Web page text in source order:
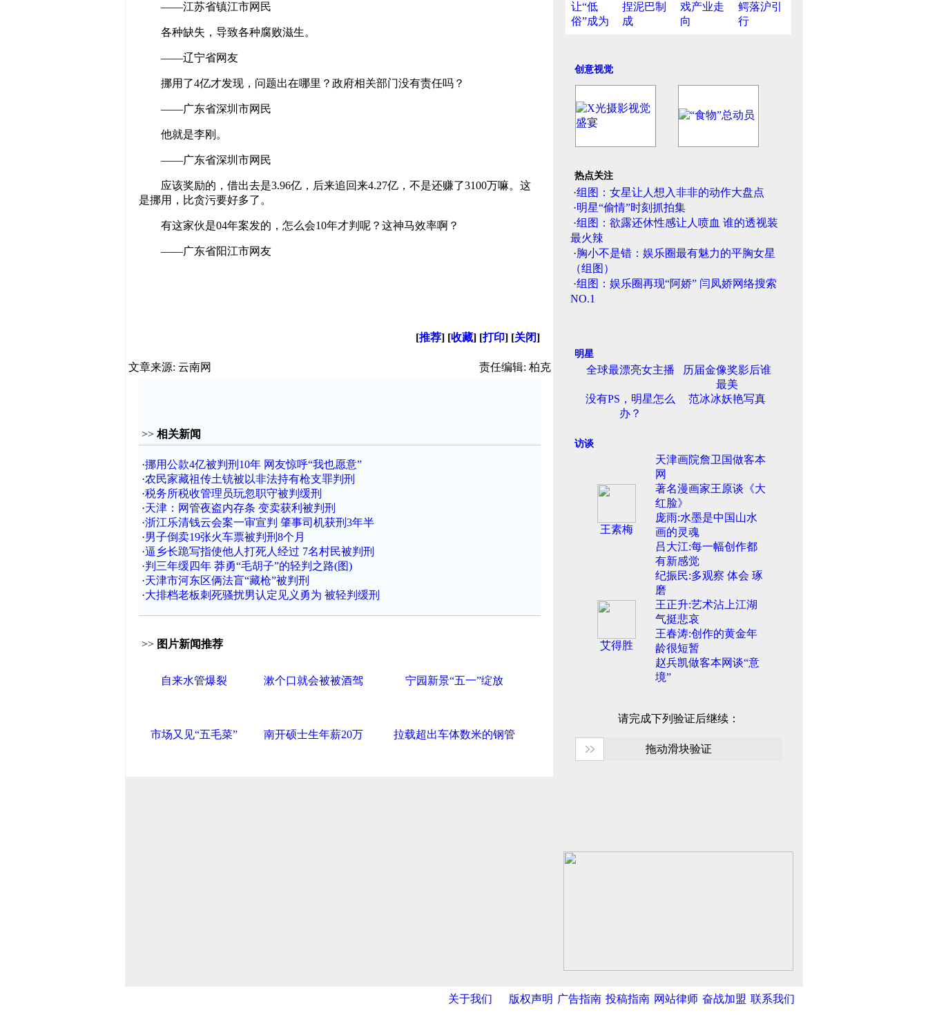
——江苏省镇江市网民
各种缺失，导致各种腐败滋生。
——辽宁省网友
挪用了4亿才发现，问题出在哪里？政府相关部门没有责任吗？
——广东省深圳市网民
他就是李刚。
——广东省深圳市网民
应该奖励的，借出去是3.96亿，后来追回来4.27亿，不是还赚了3100万嘛。这
是挪用，比贪污要好多了。
有这家伙是04年案发的，怎么会10年才判呢？这神马效率啊？
——广东省阳江市网友
[推荐] [收藏] [打印] [关闭]
文章来源: 云南网 责任编辑: 柏克
>> 相关新闻
·挪用公款4亿被判刑10年 网友惊呼“我也愿意”
·农民家藏祖传土铳被以非法持有枪支罪判刑
·税务所税收管理员玩忽职守被判缓刑
·天津：网管夜盗内存条 变卖获利被判刑
·浙江乐清钱云会案一审宣判 肇事司机获刑3年半
·男子倒卖19张火车票被判刑8个月
·逼乡长跪写指使他人打死人经过 7名村民被判刑
·判三年缓四年 莽勇“毛胡子”的轻判之路(图)
·天津市河东区俩法盲“藏枪”被判刑
·大排档老板刺死骚扰男认定见义勇为 被轻判缓刑
>> 图片新闻推荐
自来水管爆裂 漱个口就会被被酒驾 宁园新景“五一”绽放
市场又见“五毛菜” 南开硕士生年薪20万 拉载超出车体数米的钢管
创意视觉
热点关注
·组图：女星让人想入非非的动作大盘点
·明星“偷情”时刻抓拍集
·组图：欲露还休性感让人喷血 谁的透视装
最火辣
·胸小不是错：娱乐圈最有魅力的平胸女星
（组图）
·组图：娱乐圈再现“阿娇” 闫凤娇网络搜索
NO.1
明星
全球最漂亮女主播
历届金像奖影后谁
最美
没有PS，明星怎么
办？
范冰冰妖艳写真
访谈
王素梅
天津画院詹卫国做客本
网
著名漫画家王原谈《大
红脸》
庞雨:水墨是中国山水
画的灵魂
吕大江:每一幅创作都
有新感觉
艾得胜
纪振民:多观察 体会 琢
磨
王正升:艺术沾上江湖
气挺悲哀
王春涛:创作的黄金年
龄很短暂
赵兵凯做客本网谈“意
境”
关于我们 版权声明 广告指南 投稿指南 网站律师 奋战加盟 联系我们